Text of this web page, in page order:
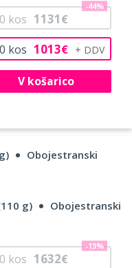
kos 1013€
kos 1131€
-44%
V košarico
Obojestranski
g)
Obojestranski
kos 1632€
-13%